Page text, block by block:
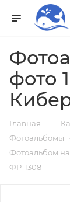
фото
Главная —
Фотоальбомы
Фотоальбом на
ФР-1308